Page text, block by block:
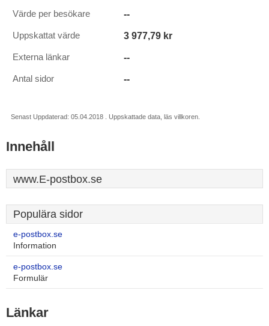
Värde per besökare --
Uppskattat värde 3 977,79 kr
Externa länkar --
Antal sidor --
Senast Uppdaterad: 05.04.2018 . Uppskattade data, läs villkoren.
Innehåll
www.E-postbox.se
Populära sidor
e-postbox.se
Information
e-postbox.se
Formulär
Länkar